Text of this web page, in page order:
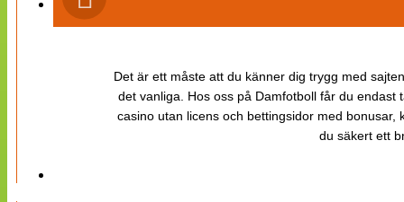
Det är ett måste att du känner dig trygg med
det vanliga. Hos oss på Damfotboll får du
casino utan licens och bettingsidor med
du säkert ett